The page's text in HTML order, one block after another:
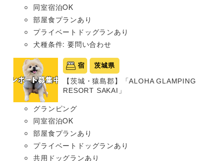
同室宿泊OK
部屋食プランあり
プライベートドッグランあり
犬種条件: 要問い合わせ
宿 茨城県
【茨城・猿島郡】「ALOHA GLAMPING
RESORT SAKAI」
グランピング
同室宿泊OK
部屋食プランあり
プライベートドッグランあり
共用ドッグランあり